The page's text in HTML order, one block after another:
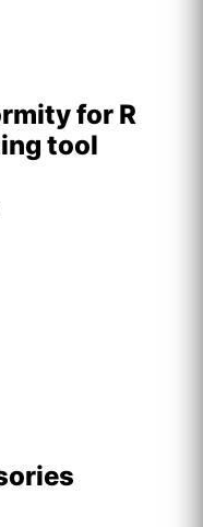
for R
tool